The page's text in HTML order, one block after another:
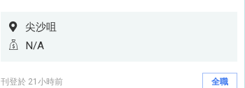
尖沙咀
N/A
刊登於 21小時前 全職